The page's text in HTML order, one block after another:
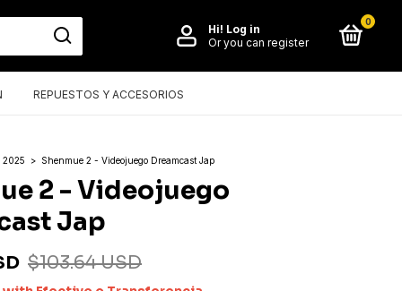
Hi! Log in
Or you can register
0
REPUESTOS Y ACCESORIOS
2025 > Shenmue 2 - Videojuego Dreamcast Jap
2 - Videojuego
Jap
$103.64 USD